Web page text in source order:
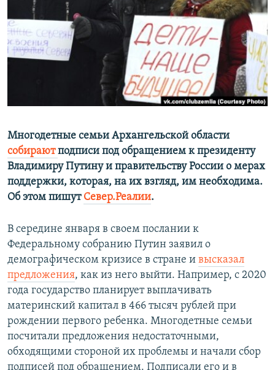
ПОБЕДИТЕЛЕЙ НЕ СУДЯТ?
КРЫМ.НЕПОКОРЕННЫЙ
ELIFBE
УКРАИНСКАЯ ПРОБЛЕМА КРЫМА
ПРИСОЕДИНЯЙТЕСЬ!
Все сайты RFE/RL
Многодетные семьи Архангельской области
собираютподписи под обращением к президенту
Владимиру Путину и правительству России о мерах
поддержки, которая, на их взгляд, им необходима.
Об этом пишут Север.Реалии.
В середине января в своем послании к
Федеральному собранию Путин заявил о
демографическом кризисе в стране и высказал
предложения, как из него выйти. Например, с 2020
года государство планирует выплачивать
материнский капитал в 466 тысяч рублей при
рождении первого ребенка. Многодетные семьи
посчитали предложения недостаточными,
обходящими стороной их проблемы и начали сбор
подписей под обращением. Подписали его и в